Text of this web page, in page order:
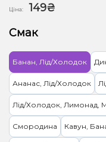
Ціна:
149₴
Смак
Банан, Лід/Холодок
Ананас, Лід/Холодок
Лід/Холодок, Лимонад,
Смородина Кавун,